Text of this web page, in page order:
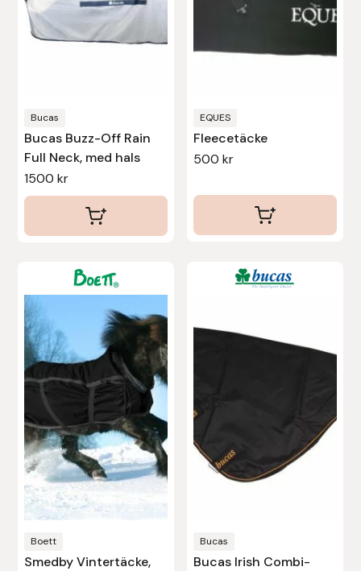
Bucas
Bucas Buzz-Off Rain
Full Neck, med hals
1500kr
olika
alternativen
produktsidan
EQUES
Fleecetäcke
500 kr
Boett
Smedby Vintertäcke,
här
produkten
har
flera
varianter.
olika
alternativen
kan
väljas
på
produktsidan
Bucas
Bucas Irish Combi-
Protector
Safehorse of Sweden
Saltverk
Sonnenreiter
Star
Stina Helmersson Bokförlag
Suedwind
Tear-Aid
Tekna